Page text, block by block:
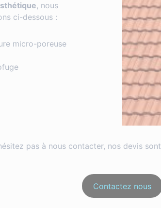
, nous
ci-dessous :
micro-poreuse
pas à nous contacter, nos devis sont
Contactez nous